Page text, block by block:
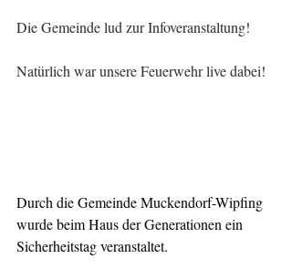
Die Gemeinde lud zur Infoveranstaltung!
Natürlich war unsere Feuerwehr live dabei!
Durch die Gemeinde Muckendorf-Wipfing
wurde beim Haus der Generationen ein
Sicherheitstag veranstaltet.